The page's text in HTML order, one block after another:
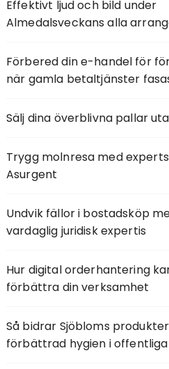
Effektivt ljud och bild under
Almedalsveckans alla
Förbered din e-handel för
när gamla betaltjänster
Sälj dina överblivna pallar
Trygg molnresa med
Asurgent
Undvik fällor i bostadsköp
vardaglig juridisk expertis
Hur digital orderhantering
förbättra din verksamhet
Så bidrar Sjöbloms
förbättrad hygien i